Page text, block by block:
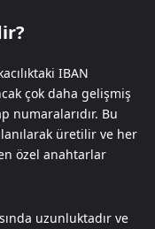
IBAN
çok daha gelişmiş
numaralarıdır. Bu
üretilir ve her
özel anahtarlar
uzunluktadır ve